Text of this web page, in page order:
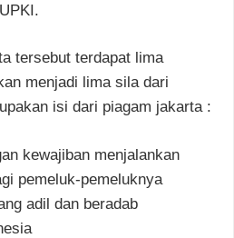
tersebut terdapat lima
menjadi lima sila dari
isi dari piagam jakarta :
kewajiban menjalankan
pemeluk-pemeluknya
adil dan beradab